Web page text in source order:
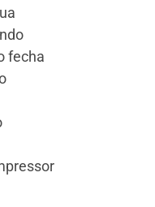
fecha